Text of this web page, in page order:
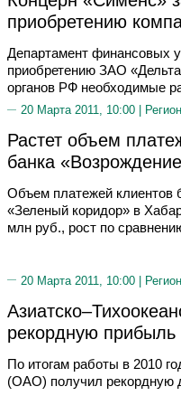
приобретению
Департамент финансовых
приобретению ЗАО
органов РФ необходимые
20 Марта 2011, 10:00 |
Растет объем
банка
Объем платежей клиентов
«Зеленый коридор» в
млн руб., рост по
20 Марта 2011, 10:00 |
рекордную прибыль
По итогам работы в 2010
(ОАО) получил рекордную